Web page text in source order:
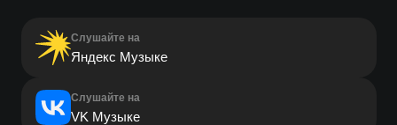
Слушайте на
Яндекс Музыке
Слушайте на
VK Музыке